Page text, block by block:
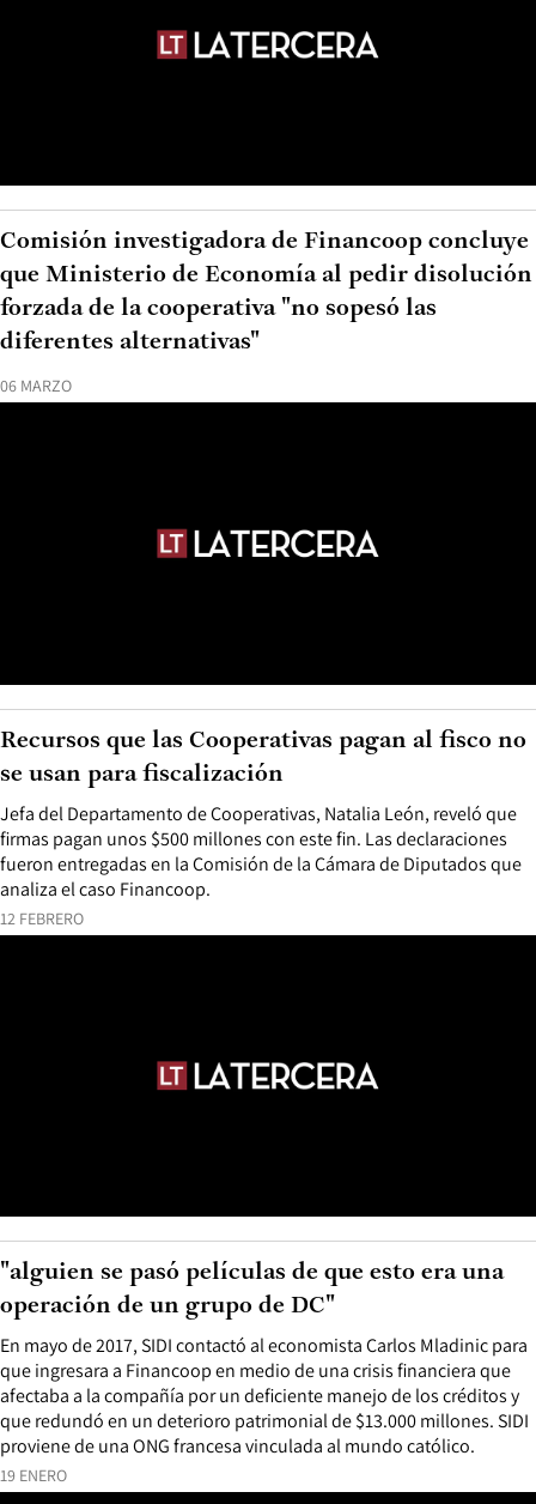
06 MARZO
Comisión investigadora de Financoop concluye
que Ministerio de Economía al pedir disolución
forzada de la cooperativa "no sopesó las
diferentes alternativas"
12 FEBRERO
Jefa del Departamento de Cooperativas, Natalia León, reveló que
firmas pagan unos $500 millones con este fin. Las declaraciones
fueron entregadas en la Comisión de la Cámara de Diputados que
analiza el caso Financoop.
Recursos que las Cooperativas pagan al fisco no
se usan para fiscalización
19 ENERO
En mayo de 2017, SIDI contactó al economista Carlos Mladinic para
que ingresara a Financoop en medio de una crisis financiera que
afectaba a la compañía por un deficiente manejo de los créditos y
que redundó en un deterioro patrimonial de $13.000 millones. SIDI
proviene de una ONG francesa vinculada al mundo católico.
"alguien se pasó películas de que esto era una
operación de un grupo de DC"